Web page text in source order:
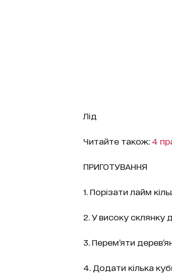
Лід
Читайте також: 4
ПРИГОТУВАННЯ
1. Порізати лайм
2. У високу склянку
3. Перем’яти
4. Додати кілька